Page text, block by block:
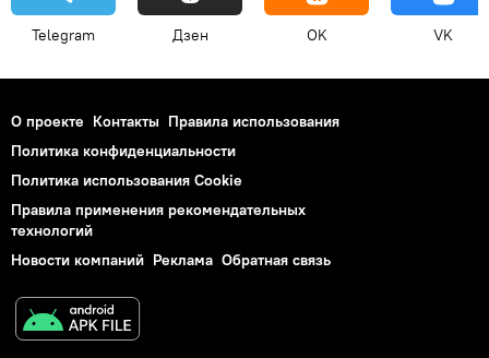
Telegram Дзен OK VK
О проекте Контакты Правила использования
Политика конфиденциальности
Политика использования Cookie
Правила применения рекомендательных
технологий
Новости компаний Реклама Обратная связь